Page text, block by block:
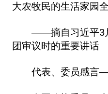
大农牧民的生活家园
——摘自习近平3月
团审议时的重要讲话
代表、委员感言